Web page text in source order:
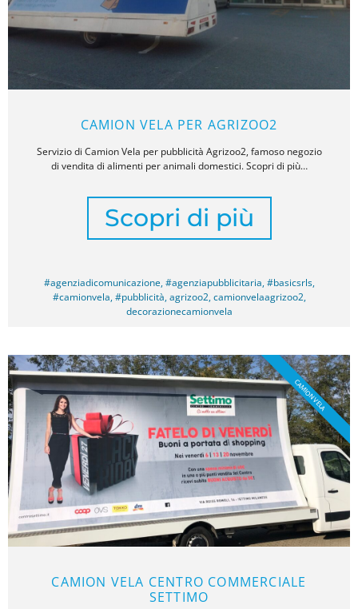
CAMION VELA PER AGRIZOO2
Servizio di Camion Vela per pubblicità Agrizoo2, famoso negozio
di vendita di alimenti per animali domestici. Scopri di più…
Scopri di più
#agenziadicomunicazione,#agenziapubblicitaria,#basicsrls,
#camionvela,#pubblicità,agrizoo2,camionvelaagrizoo2,
decorazionecamionvela
CAMION VELA CENTRO COMMERCIALE
SETTIMO
CAMION VELA